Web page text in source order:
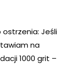
Jeśli
na
1000 grit –